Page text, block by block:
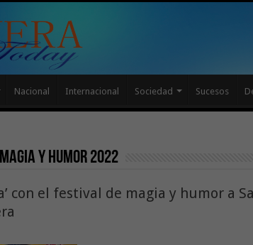
Nacional Internacional Sociedad Sucesos
y humor 2022
con el festival de magia y humor a